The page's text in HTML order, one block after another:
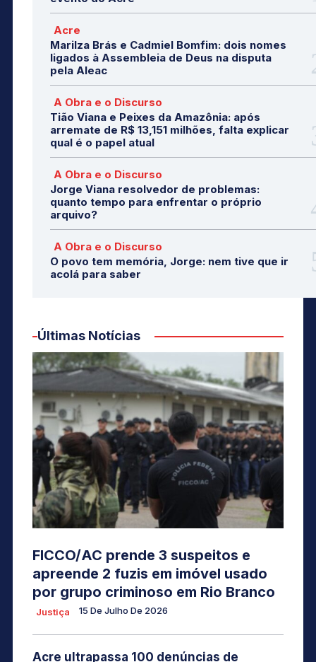
Acre
Marilza Brás e Cadmiel Bomfim: dois nomes
ligados à Assembleia de Deus na disputa
pela Aleac
A Obra e o Discurso
Tião Viana e Peixes da Amazônia: após
arremate de R$ 13,151 milhões, falta explicar
qual é o papel atual
A Obra e o Discurso
Jorge Viana resolvedor de problemas:
quanto tempo para enfrentar o próprio
arquivo?
A Obra e o Discurso
O povo tem memória, Jorge: nem tive que ir
acolá para saber
Últimas Notícias
FICCO/AC prende 3 suspeitos e
apreende 2 fuzis em imóvel usado
por grupo criminoso em Rio Branco
Justiça 15 De Julho De 2026
Acre ultrapassa 100 denúncias de